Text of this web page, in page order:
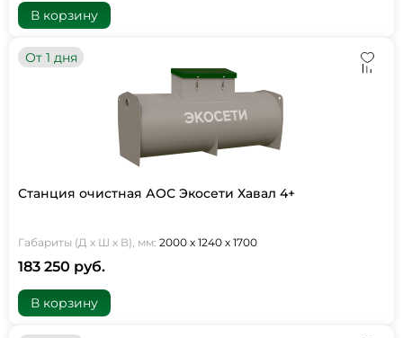
В корзину
От 1 дня
Станция очистная АОС Экосети Хавал 4+
Габариты (Д х Ш х В), мм: 2000 х 1240 х 1700
183 250 руб.
В корзину